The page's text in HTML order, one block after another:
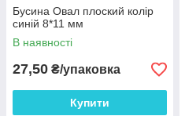
Бусина Овал плоский колір
синій 8*11 мм
В наявності
27,50 ₴/упаковка
Купити